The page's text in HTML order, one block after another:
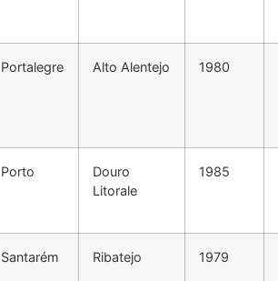
Portalegre Alto Alentejo 1980
Porto
Douro
Litorale
1985
Santarém Ribatejo 1979